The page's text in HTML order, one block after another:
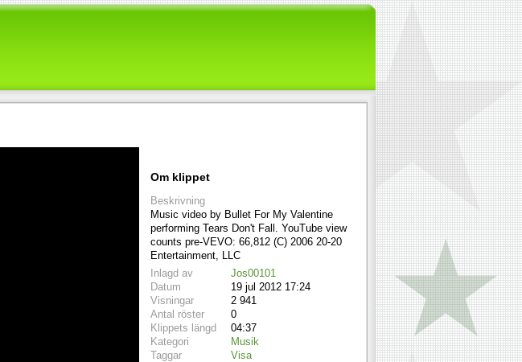
Om klippet
Beskrivning
Music video by Bullet For My Valentine
performing Tears Don't Fall. YouTube view
counts pre-VEVO: 66,812 (C) 2006 20-20
Entertainment, LLC
Inlagd av
Jos00101
Datum
19 jul 2012 17:24
Visningar
2 941
Antal röster
0
Klippets längd
04:37
Kategori
Musik
Taggar
Visa